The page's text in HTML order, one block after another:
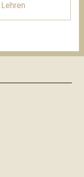
Lehren